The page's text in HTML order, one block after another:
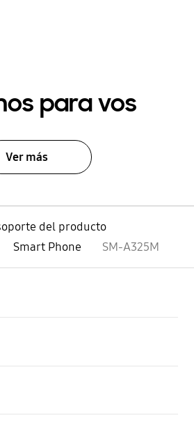
para vos
Ver más
del producto
Smart Phone SM-A325M